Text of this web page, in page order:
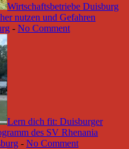
Wirtschaftsbetriebe Duisburg
nutzen und Gefahren
- No Comment
Lern dich fit: Duisburger
des SV Rhenania
- No Comment